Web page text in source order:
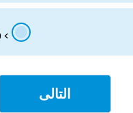
> 1000 متر مربع
التالى